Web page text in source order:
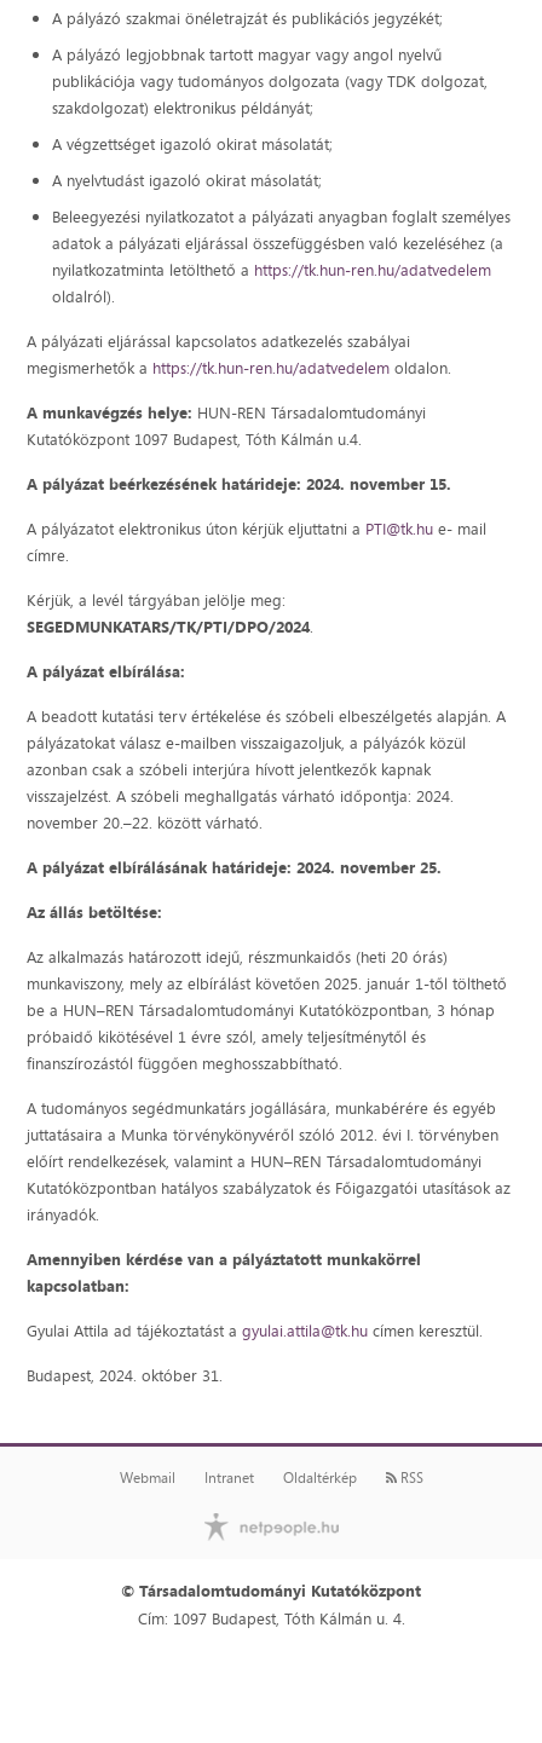
A pályázó szakmai önéletrajzát és publikációs jegyzékét;
A pályázó legjobbnak tartott magyar vagy angol nyelvű
publikációja vagy tudományos dolgozata (vagy TDK dolgozat,
szakdolgozat) elektronikus példányát;
A végzettséget igazoló okirat másolatát;
A nyelvtudást igazoló okirat másolatát;
Beleegyezési nyilatkozatot a pályázati anyagban foglalt személyes
adatok a pályázati eljárással összefüggésben való kezeléséhez (a
nyilatkozatminta letölthető a https://tk.hun-ren.hu/adatvedelem
oldalról).
A pályázati eljárással kapcsolatos adatkezelés szabályai
megismerhetők a https://tk.hun-ren.hu/adatvedelem oldalon.
A munkavégzés helye: HUN-REN Társadalomtudományi
Kutatóközpont 1097 Budapest, Tóth Kálmán u.4.
A pályázat beérkezésének határideje: 2024. november 15.
A pályázatot elektronikus úton kérjük eljuttatni a PTI@tk.hu e- mail
címre.
Kérjük, a levél tárgyában jelölje meg:
SEGEDMUNKATARS/TK/PTI/DPO/2024.
A pályázat elbírálása:
A beadott kutatási terv értékelése és szóbeli elbeszélgetés alapján. A
pályázatokat válasz e-mailben visszaigazoljuk, a pályázók közül
azonban csak a szóbeli interjúra hívott jelentkezők kapnak
visszajelzést. A szóbeli meghallgatás várható időpontja: 2024.
november 20.–22. között várható.
A pályázat elbírálásának határideje: 2024. november 25.
Az állás betöltése:
Az alkalmazás határozott idejű, részmunkaidős (heti 20 órás)
munkaviszony, mely az elbírálást követően 2025. január 1-től tölthető
be a HUN–REN Társadalomtudományi Kutatóközpontban, 3 hónap
próbaidő kikötésével 1 évre szól, amely teljesítménytől és
finanszírozástól függően meghosszabbítható.
A tudományos segédmunkatárs jogállására, munkabérére és egyéb
juttatásaira a Munka törvénykönyvéről szóló 2012. évi I. törvényben
előírt rendelkezések, valamint a HUN–REN Társadalomtudományi
Kutatóközpontban hatályos szabályzatok és Főigazgatói utasítások az
irányadók.
Amennyiben kérdése van a pályáztatott munkakörrel
kapcsolatban:
Gyulai Attila ad tájékoztatást agyulai.attila@tk.hu címen keresztül.
Budapest, 2024. október 31.
Webmail Intranet Oldaltérkép RSS
© Társadalomtudományi Kutatóközpont
Cím: 1097 Budapest, Tóth Kálmán u. 4.